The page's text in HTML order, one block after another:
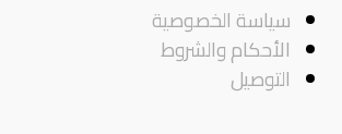
سياسة الخصوصية
الأحكام والشروط
التوصيل